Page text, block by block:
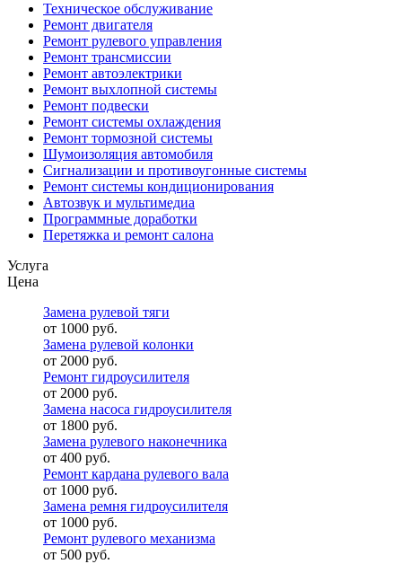
Техническое обслуживание
Ремонт двигателя
Ремонт рулевого управления
Ремонт трансмиссии
Ремонт автоэлектрики
Ремонт выхлопной системы
Ремонт подвески
Ремонт системы охлаждения
Ремонт тормозной системы
Шумоизоляция автомобиля
Сигнализации и противоугонные системы
Ремонт системы кондиционирования
Автозвук и мультимедиа
Программные доработки
Перетяжка и ремонт салона
Услуга
Цена
Замена рулевой тяги
от 1000 руб.
Замена рулевой колонки
от 2000 руб.
Ремонт гидроусилителя
от 2000 руб.
Замена насоса гидроусилителя
от 1800 руб.
Замена рулевого наконечника
от 400 руб.
Ремонт кардана рулевого вала
от 1000 руб.
Замена ремня гидроусилителя
от 1000 руб.
Ремонт рулевого механизма
от 500 руб.